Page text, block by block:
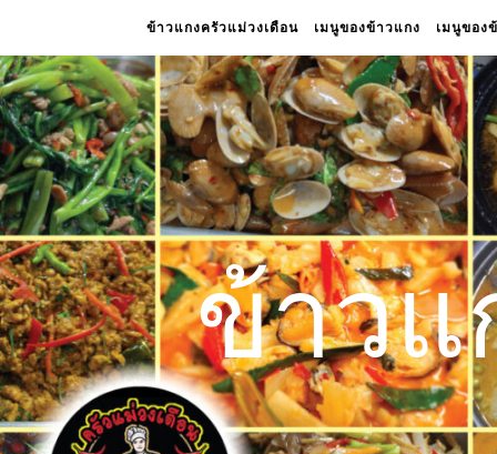
ข้าวแกงครัวแม่วงเดือน เมนูของข้าวแกง เมนูของ
ข้าวแ